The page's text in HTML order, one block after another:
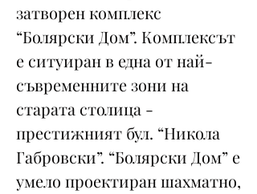
затворен комплекс
“Болярски Дом”. Комплексът
е ситуиран в една от най-
съвременните зони на
старата столица -
престижният бул. “Никола
Габровски”. “Болярски Дом” е
умело проектиран шахматно,